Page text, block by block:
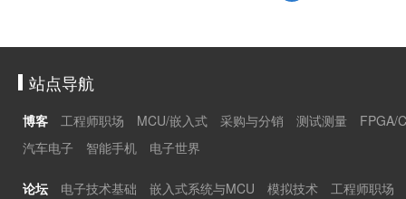
站点导航
博客 工程师职场 MCU/嵌入式 采购与分销 测试测量
FPGA/
汽车电子
智能手机 电子世界
论坛 电子技术基础 嵌入式系统与MCU 模拟技术
工程师职场